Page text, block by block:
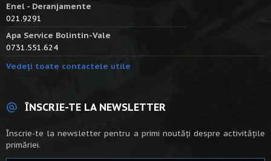
Enel - Deranjamente
021.9291
Apa Service Bolintin-Vale
0731.551.624
Vedeți toate contactele utile
ÎNSCRIE-TE LA NEWSLETTER
Înscrie-te la newsletter pentru a primi noutăți despre activitățile
primăriei.